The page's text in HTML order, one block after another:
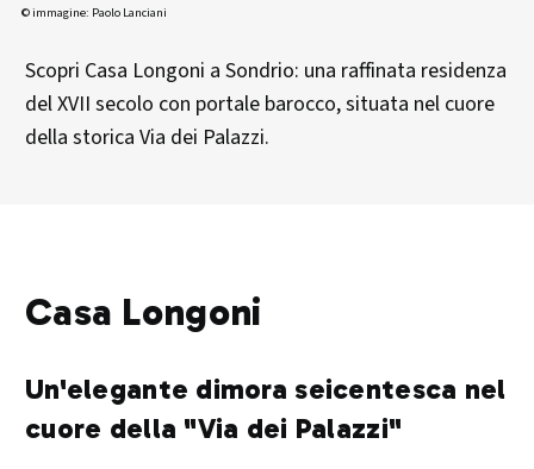
© immagine: Paolo Lanciani
Scopri Casa Longoni a Sondrio: una raffinata residenza
del XVII secolo con portale barocco, situata nel cuore
della storica Via dei Palazzi.
Casa Longoni
Un'elegante dimora seicentesca nel
cuore della "Via dei Palazzi"